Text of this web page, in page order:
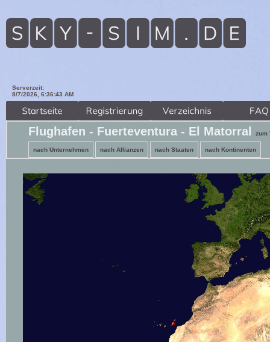
Serverzeit:
8/7/2026, 6:36:45 AM
Flughafen - Fuerteventura - El Matorral zum
nach Unternehmen nach Allianzen nach Staaten nach Kontinenten